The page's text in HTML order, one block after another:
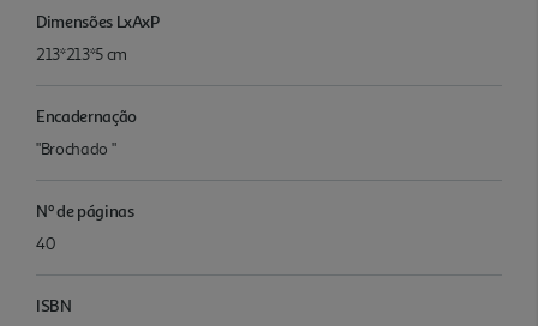
Dimensões LxAxP
213*213*5 cm
Encadernação
"Brochado "
Nº de páginas
40
ISBN